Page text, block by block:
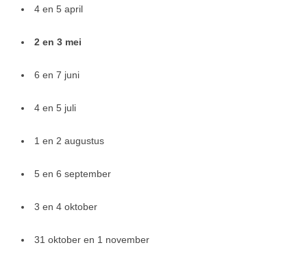
4 en 5 april
2 en 3 mei
6 en 7 juni
4 en 5 juli
1 en 2 augustus
5 en 6 september
3 en 4 oktober
31 oktober en 1 november